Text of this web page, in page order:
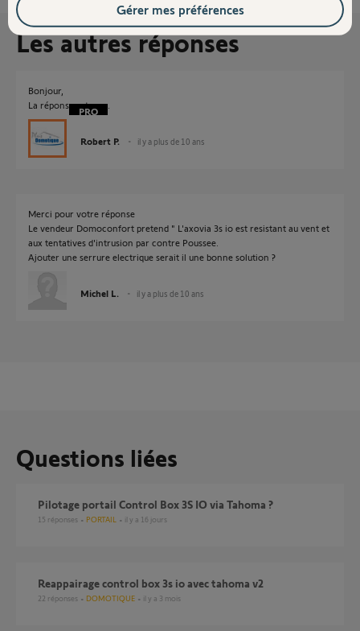
Les autres réponses
Bonjour,
La réponse est non.
Robert P. il y a plus de 10 ans
Merci pour votre réponse
Le vendeur Domoconfort pretend " L'axovia 3s io est resistant au vent et
aux tentatives d'intrusion par contre Poussee.
Ajouter une serrure electrique serait il une bonne solution ?
Michel L. il y a plus de 10 ans
Questions liées
Pilotage portail Control Box 3S IO via Tahoma ?
15 réponses PORTAIL il y a 16 jours
Reappairage control box 3s io avec tahoma v2
22 réponses DOMOTIQUE il y a 3 mois
Gérer mes préférences